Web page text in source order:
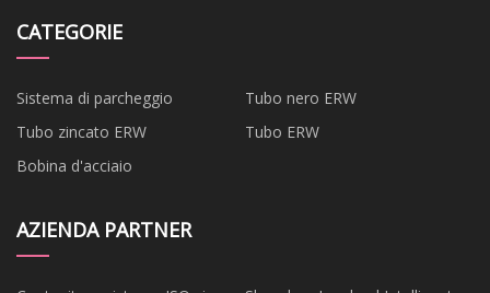
CATEGORIE
Sistema di parcheggio
Tubo nero ERW
Tubo zincato ERW
Tubo ERW
Bobina d'acciaio
AZIENDA PARTNER